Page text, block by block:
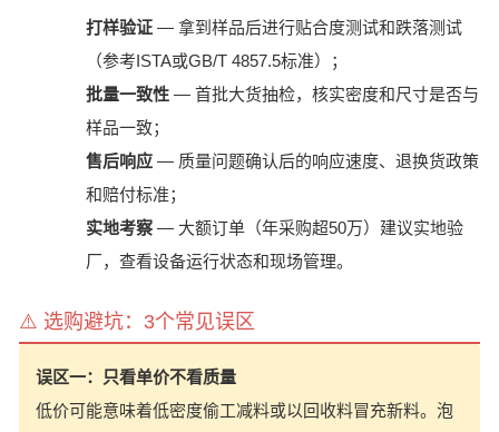
打样验证 — 拿到样品后进行贴合度测试和跌落测试
（参考ISTA或GB/T 4857.5标准）；
批量一致性 — 首批大货抽检，核实密度和尺寸是否与
样品一致；
售后响应 — 质量问题确认后的响应速度、退换货政策
和赔付标准；
实地考察— 大额订单（年采购超50万）建议实地验
厂，查看设备运行状态和现场管理。
⚠️ 选购避坑：3个常见误区
误区一：只看单价不看质量
低价可能意味着低密度偷工减料或以回收料冒充新料。泡